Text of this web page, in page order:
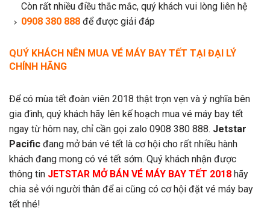
Còn rất nhiều điều thắc mắc, quý khách vui lòng liên hệ
0908 380 888 để được giải đáp
QUÝ KHÁCH NÊN MUA VÉ MÁY BAY TẾT TẠI ĐẠI LÝ
CHÍNH HÃNG
Để có mùa tết đoàn viên 2018 thật trọn vẹn và ý nghĩa bên
gia đình, quý khách hãy lên kế hoạch mua vé máy bay tết
ngay từ hôm nay, chỉ cần gọi zalo 0908 380 888. Jetstar
Pacific đang mở bán vé tết là cơ hội cho rất nhiều hành
khách đang mong có vé tết sớm. Quý khách nhận được
thông tin JETSTAR MỞ BÁN VÉ MÁY BAY TẾT 2018 hãy
chia sẻ với người thân để ai cũng có cơ hội đặt vé máy bay
tết nhé!